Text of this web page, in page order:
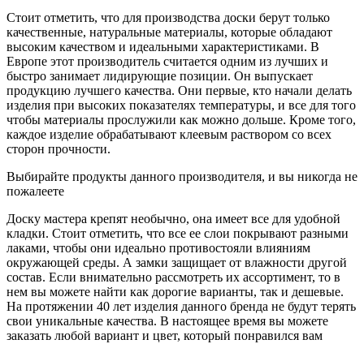
Стоит отметить, что для производства доски берут только
качественные, натуральные материалы, которые обладают
высоким качеством и идеальными характеристиками. В
Европе этот производитель считается одним из лучших и
быстро занимает лидирующие позиции. Он выпускает
продукцию лучшего качества. Они первые, кто начали делать
изделия при высоких показателях температуры, и все для того
чтобы материалы прослужили как можно дольше. Кроме того,
каждое изделие обрабатывают клеевым раствором со всех
сторон прочности.
Выбирайте продукты данного производителя, и вы никогда не
пожалеете
Доску мастера крепят необычно, она имеет все для удобной
кладки. Стоит отметить, что все ее слои покрывают разными
лаками, чтобы они идеально противостояли влияниям
окружающей среды. А замки защищает от влажности другой
состав. Если внимательно рассмотреть их ассортимент, то в
нем вы можете найти как дорогие варианты, так и дешевые.
На протяжении 40 лет изделия данного бренда не будут терять
свои уникальные качества. В настоящее время вы можете
заказать любой вариант и цвет, который понравился вам